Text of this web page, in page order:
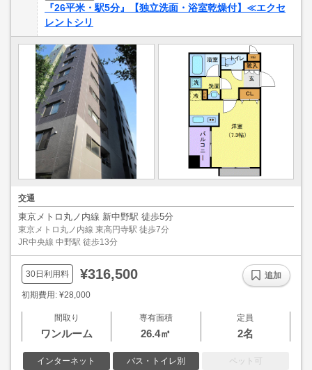
『26平米・駅5分』【独立洗面・浴室乾燥付】≪エクセ
レントシリ
交通
東京メトロ丸ノ内線 新中野駅 徒歩5分
東京メトロ丸ノ内線 東高円寺駅 徒歩7分
JR中央線 中野駅 徒歩13分
30日利用料 ¥316,500
初期費用: ¥28,000
間取り
ワンルーム
専有面積
26.4㎡
定員
2名
インターネット バス・トイレ別 ペット可
追加